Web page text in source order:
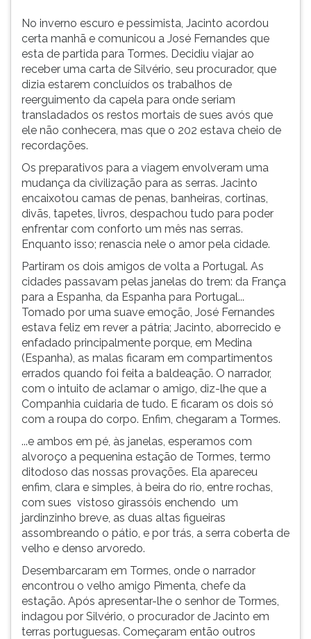
No inverno escuro e pessimista, Jacinto acordou
certa manhã e comunicou a José Fernandes que
esta de partida para Tormes. Decidiu viajar ao
receber uma carta de Silvério, seu procurador, que
dizia estarem concluídos os trabalhos de
reerguimento da capela para onde seriam
transladados os restos mortais de sues avós que
ele não conhecera, mas que o 202 estava cheio de
recordações.
Os preparativos para a viagem envolveram uma
mudança da civilização para as serras. Jacinto
encaixotou camas de penas, banheiras, cortinas,
divãs, tapetes, livros, despachou tudo para poder
enfrentar com conforto um mês nas serras.
Enquanto isso; renascia nele o amor pela cidade.
Partiram os dois amigos de volta a Portugal. As
cidades passavam pelas janelas do trem: da França
para a Espanha, da Espanha para Portugal...
Tomado por uma suave emoção, José Fernandes
estava feliz em rever a pátria; Jacinto, aborrecido e
enfadado principalmente porque, em Medina
(Espanha), as malas ficaram em compartimentos
errados quando foi feita a baldeação. O narrador,
com o intuito de aclamar o amigo, diz-lhe que a
Companhia cuidaria de tudo. E ficaram os dois só
com a roupa do corpo. Enfim, chegaram a Tormes.
...e ambos em pé, às janelas, esperamos com
alvoroço a pequenina estação de Tormes, termo
ditodoso das nossas provações. Ela apareceu
enfim, clara e simples, à beira do rio, entre rochas,
com sues vistoso girassóis enchendo um
jardinzinho breve, as duas altas figueiras
assombreando o pátio, e por trás, a serra coberta de
velho e denso arvoredo.
Desembarcaram em Tormes, onde o narrador
encontrou o velho amigo Pimenta, chefe da
estação. Após apresentar-lhe o senhor de Tormes,
indagou por Silvério, o procurador de Jacinto em
terras portuguesas. Começaram então outros